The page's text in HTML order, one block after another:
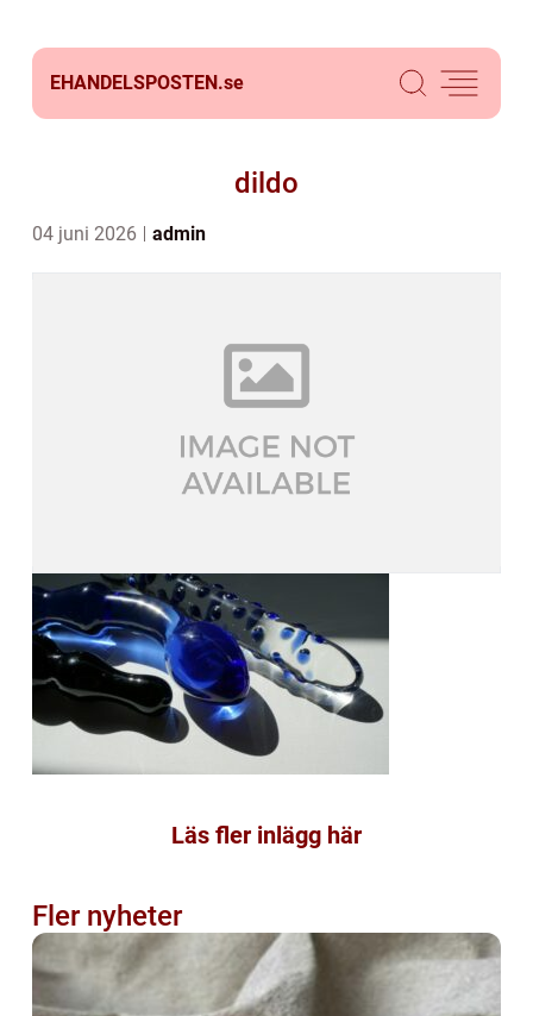
EHANDELSPOSTEN.se
dildo
04 juni 2026 admin
Läs fler inlägg här
Fler nyheter